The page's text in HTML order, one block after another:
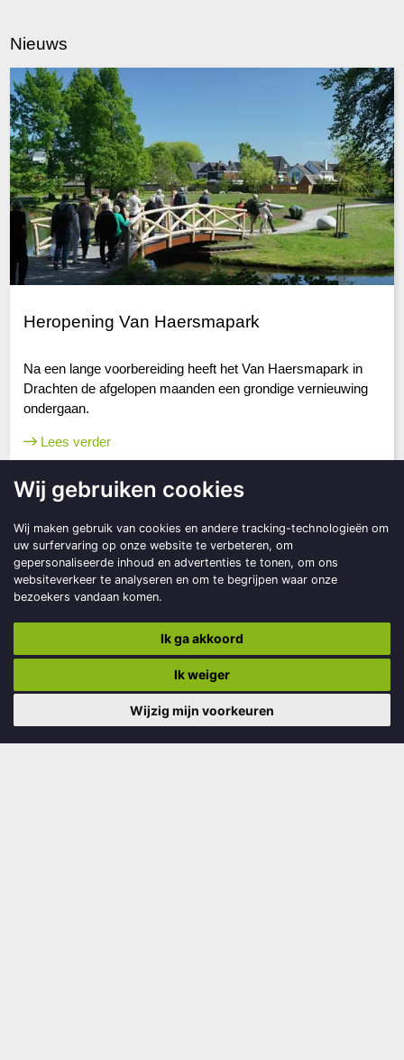
Wij gebruiken cookies
Wij maken gebruik van cookies en andere tracking-technologieën om
uw surfervaring op onze website te verbeteren, om
gepersonaliseerde inhoud en advertenties te tonen, om ons
websiteverkeer te analyseren en om te begrijpen waar onze
bezoekers vandaan komen.
Ik ga akkoord
Ik weiger
Wijzig mijn voorkeuren
Nieuws
Heropening Van Haersmapark
Na een lange voorbereiding heeft het Van Haersmapark in
Drachten de afgelopen maanden een grondige vernieuwing
ondergaan.
Lees verder
Lancering Liberation Route Europe, route